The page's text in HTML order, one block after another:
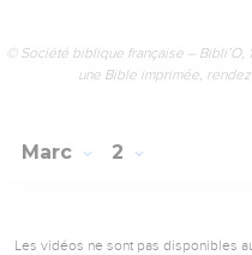
© Société biblique française – Bibli’O,
une Bible imprimée,
Marc 2
Les vidéos ne sont pas disponibles